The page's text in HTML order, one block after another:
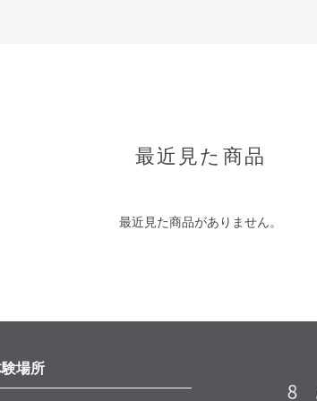
最近見た商品
最近見た商品がありません。
場所